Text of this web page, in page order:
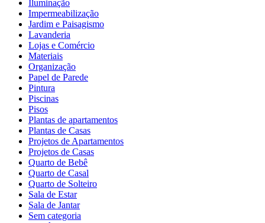
Iluminação
Impermeabilização
Jardim e Paisagismo
Lavanderia
Lojas e Comércio
Materiais
Organização
Papel de Parede
Pintura
Piscinas
Pisos
Plantas de apartamentos
Plantas de Casas
Projetos de Apartamentos
Projetos de Casas
Quarto de Bebê
Quarto de Casal
Quarto de Solteiro
Sala de Estar
Sala de Jantar
Sem categoria